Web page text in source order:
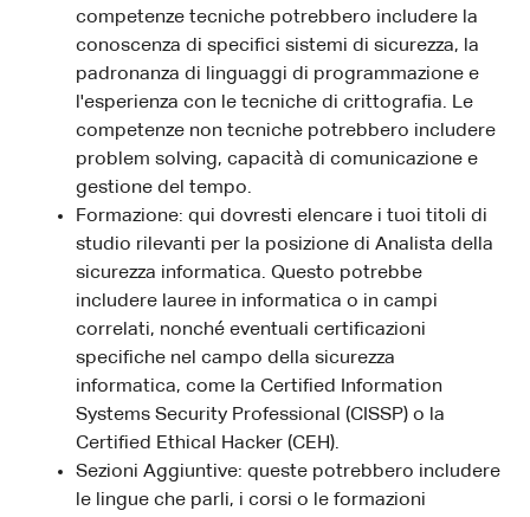
competenze tecniche potrebbero includere la
conoscenza di specifici sistemi di sicurezza, la
padronanza di linguaggi di programmazione e
l'esperienza con le tecniche di crittografia. Le
competenze non tecniche potrebbero includere
problem solving, capacità di comunicazione e
gestione del tempo.
Formazione: qui dovresti elencare i tuoi titoli di
studio rilevanti per la posizione di Analista della
sicurezza informatica. Questo potrebbe
includere lauree in informatica o in campi
correlati, nonché eventuali certificazioni
specifiche nel campo della sicurezza
informatica, come la Certified Information
Systems Security Professional (CISSP) o la
Certified Ethical Hacker (CEH).
Sezioni Aggiuntive: queste potrebbero includere
le lingue che parli, i corsi o le formazioni